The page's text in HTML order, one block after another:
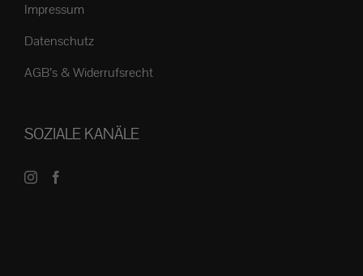
Impressum
Datenschutz
AGB’s & Widerrufsrecht
SOZIALE KANÄLE